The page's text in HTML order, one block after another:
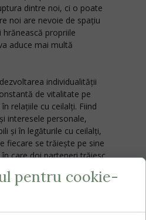
dintre noi, ci o poate
noi are nevoie de spațiu
hrănească propriile
aduce mai multă
individualității
de vitalitate pe
relațiile cu ceilalți. Fiind
interesele personale,
și în legăturile cu ceilalți,
fiecare se trăiește pe sine
care doi parteneri trăiesc
pentru cookie-